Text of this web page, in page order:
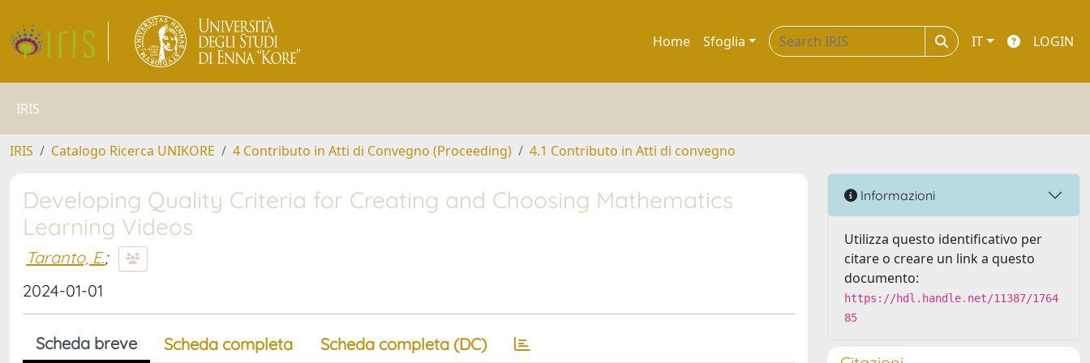
Home Sfoglia IT LOGIN
IRIS
IRIS Catalogo Ricerca UNIKORE 4 Contributo in Atti di Convegno (Proceeding) 4.1 Contributo in Atti di convegno
Developing Quality Criteria for Creating and Choosing Mathematics
Learning Videos
Taranto, E.;
2024-01-01
Scheda breve Scheda completa Scheda completa (DC)
Informazioni
Utilizza questo identificativo per
citare o creare un link a questo
documento:
https://hdl.handle.net/11387/1764
85